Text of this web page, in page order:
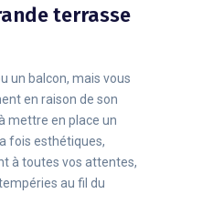
terrasse
un balcon, mais vous
en raison de son
mettre en place un
fois esthétiques,
à toutes vos attentes,
au fil du